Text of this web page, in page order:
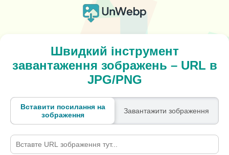
Швидкий інструмент
завантаження зображень – URL в
JPG/PNG
Вставити посилання на
зображення
Завантажити зображення